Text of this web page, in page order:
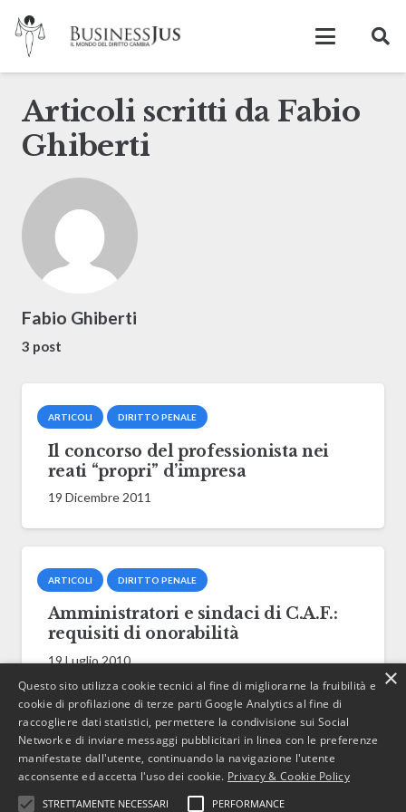
Articoli scritti da Fabio
Ghiberti
Fabio Ghiberti
3 post
ARTICOLI DIRITTO PENALE
Il concorso del professionista nei
reati “propri” d’impresa
19 Dicembre 2011
ARTICOLI DIRITTO PENALE
Amministratori e sindaci di C.A.F.:
requisiti di onorabilità
19 Luglio 2010
ARTICOLI DIRITTO PENALE
Leveraged Buy-Out e Bancarotta.
31 Agosto 2009
×
Questo sito utilizza cookie tecnici al fine di migliorarne la fruibilità e
cookie di profilazione di terze parti Google Analytics al fine di
raccogliere dati statistici, permettere la condivisione sui Social
Network e di inviare messaggi pubblicitari in linea con le preferenze
manifestate dall'utente, continuando la navigazione l'utente
acconsente ed accetta l'uso dei cookie. Privacy & Cookie Policy
STRETTAMENTE NECESSARI PERFORMANCE